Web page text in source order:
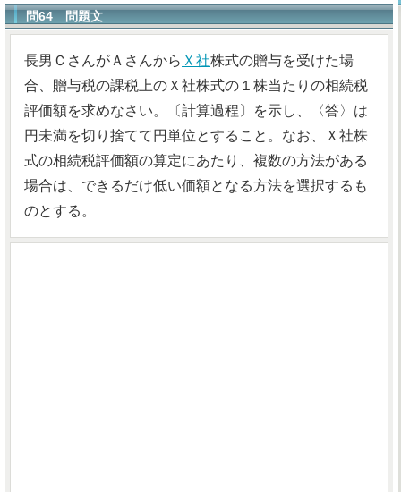
問64 問題文
長男ＣさんがＡさんから Ｘ社株式の贈与を受けた場
合、贈与税の課税上のＸ社株式の１株当たりの相続税
評価額を求めなさい。〔計算過程〕を示し、〈答〉は
円未満を切り捨てて円単位とすること。なお、Ｘ社株
式の相続税評価額の算定にあたり、複数の方法がある
場合は、できるだけ低い価額となる方法を選択するも
のとする。